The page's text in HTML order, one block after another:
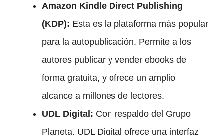
Amazon Kindle Direct Publishing
(KDP): Esta es la plataforma más popular
para la autopublicación. Permite a los
autores publicar y vender ebooks de
forma gratuita, y ofrece un amplio
alcance a millones de lectores.
UDL Digital: Con respaldo del Grupo
Planeta, UDL Digital ofrece una interfaz